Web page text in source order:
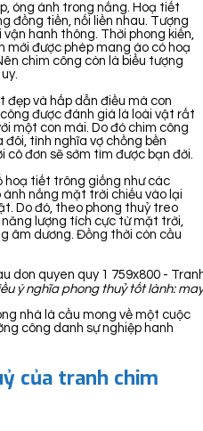
óng ánh trong nắng. Hoạ tiết
đồng tiền, nối liền nhau. Tượng
hanh thông. Thời phong kiến,
mới được phép mang áo có hoạ
chim công còn là biểu tượng
đẹp và hấp dẫn điều mà con
được đánh giá là loài vật rất
một con mái. Do đó chim công
tình nghĩa vợ chồng bền
cô đơn sẽ sớm tìm được bạn đời.
hoạ tiết trông giống như các
ánh nắng mặt trời chiếu vào lại
Do đó, theo phong thuỷ treo
lượng tích cực từ mặt trời,
âm dương. Đồng thời còn cầu
ý nghĩa phong thuỷ tốt lành:
nhà là cầu mong về một cuộc
công danh sự nghiệp hanh
của tranh chim